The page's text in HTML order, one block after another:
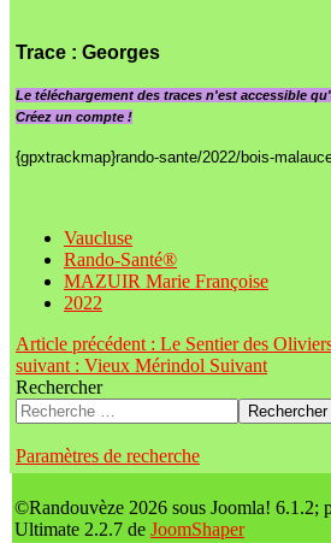
Trace : Georges
Le téléchargement des traces n'est accessible
Créez un compte !
{gpxtrackmap}rando-sante/2022/bois-
Vaucluse
Rando-Santé®
MAZUIR Marie Françoise
2022
Article précédent : Le Sentier des
suivant : Vieux Mérindol Suivant
Rechercher
Rechercher
Paramètres de recherche
©Randouvèze 2026 sous Joomla! 6.1.2;
Ultimate 2.2.7 de JoomShaper